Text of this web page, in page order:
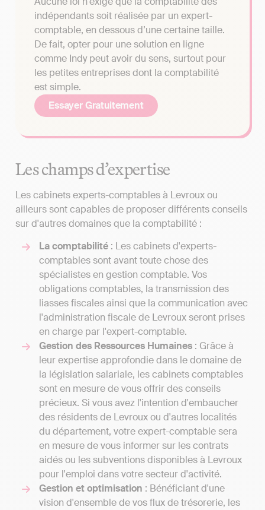
indépendants soit réalisée par un expert-
comptable, en dessous d’une certaine taille.
De fait, opter pour une solution en ligne
comme Indy peut avoir du sens, surtout pour
les petites entreprises dont la comptabilité
est simple.
Essayer Gratuitement
Les champs d’expertise
Les cabinets experts-comptables à Levroux ou
ailleurs sont capables de proposer différents conseils
sur d'autres domaines que la comptabilité :
La comptabilité : Les cabinets d'experts-
comptables sont avant toute chose des
spécialistes en gestion comptable. Vos
obligations comptables, la transmission des
liasses fiscales ainsi que la communication avec
l'administration fiscale de Levroux seront prises
en charge par l'expert-comptable.
Gestion des Ressources Humaines : Grâce à
leur expertise approfondie dans le domaine de
la législation salariale, les cabinets comptables
sont en mesure de vous offrir des conseils
précieux. Si vous avez l'intention d'embaucher
des résidents de Levroux ou d'autres localités
du département, votre expert-comptable sera
en mesure de vous informer sur les contrats
aidés ou les subventions disponibles à Levroux
pour l'emploi dans votre secteur d'activité.
Gestion et optimisation : Bénéficiant d'une
vision d'ensemble de vos flux de trésorerie, les